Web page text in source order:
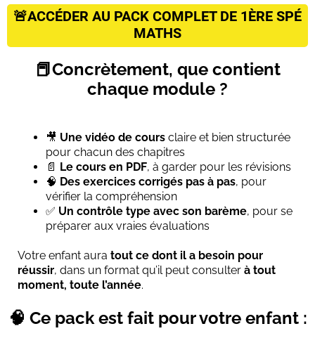
🚨ACCÉDER AU PACK COMPLET DE 1ÈRE SPÉ
MATHS
📕Concrètement, que contient
chaque module ?
🎥 Une vidéo de cours claire et bien structurée
pour chacun des chapitres
📄 Le cours en PDF, à garder pour les révisions
🧠 Des exercices corrigés pas à pas, pour
vérifier la compréhension
✅ Un contrôle type avec son barème, pour se
préparer aux vraies évaluations
Votre enfant aura tout ce dont il a besoin pour
réussir, dans un format qu’il peut consulter à tout
moment, toute l’année.
🧠 Ce pack est fait pour votre enfant :